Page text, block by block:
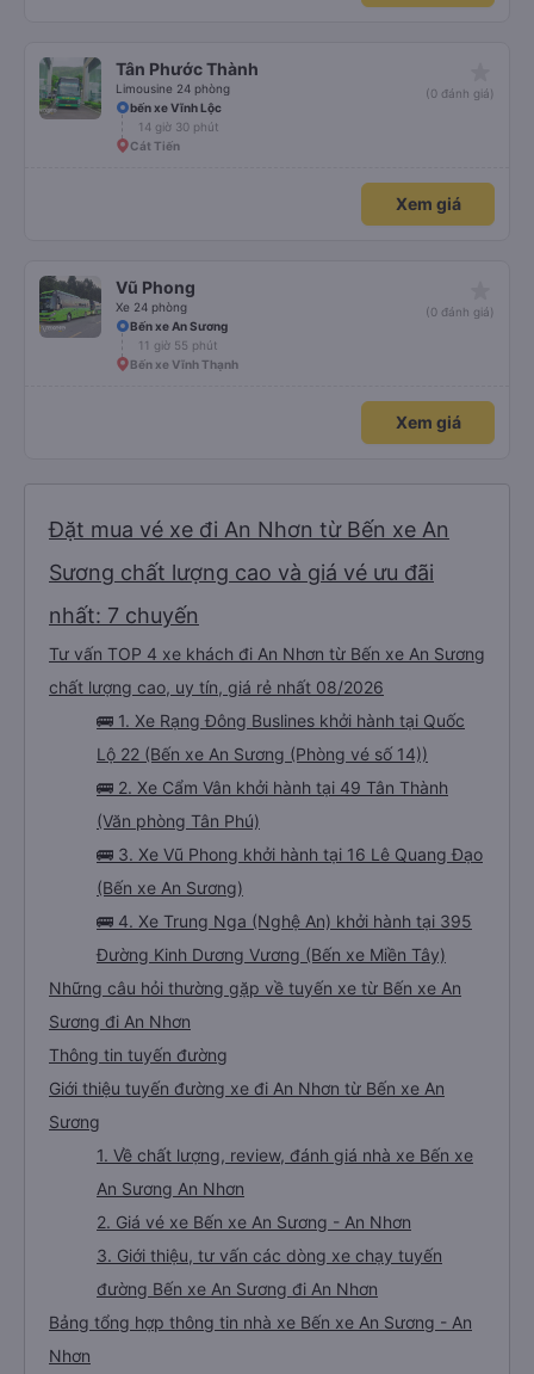
Tân Phước Thành
Limousine 24 phòng
(0 đánh giá)
bến xe Vĩnh Lộc
14 giờ 30 phút
Cát Tiến
Xem giá
Vũ Phong
Xe 24 phòng
(0 đánh giá)
Bến xe An Sương
11 giờ 55 phút
Bến xe Vĩnh Thạnh
Xem giá
Đặt mua vé xe đi An Nhơn từ Bến xe An
Sương chất lượng cao và giá vé ưu đãi
nhất: 7 chuyến
Tư vấn TOP 4 xe khách đi An Nhơn từ Bến xe An Sương
chất lượng cao, uy tín, giá rẻ nhất 08/2026
🚌 1. Xe Rạng Đông Buslines khởi hành tại Quốc
Lộ 22 (Bến xe An Sương (Phòng vé số 14))
🚌 2. Xe Cẩm Vân khởi hành tại 49 Tân Thành
(Văn phòng Tân Phú)
🚌 3. Xe Vũ Phong khởi hành tại 16 Lê Quang Đạo
(Bến xe An Sương)
🚌 4. Xe Trung Nga (Nghệ An) khởi hành tại 395
Đường Kinh Dương Vương (Bến xe Miền Tây)
Những câu hỏi thường gặp về tuyến xe từ Bến xe An
Sương đi An Nhơn
Thông tin tuyến đường
Giới thiệu tuyến đường xe đi An Nhơn từ Bến xe An
Sương
1. Về chất lượng, review, đánh giá nhà xe Bến xe
An Sương An Nhơn
2. Giá vé xe Bến xe An Sương - An Nhơn
3. Giới thiệu, tư vấn các dòng xe chạy tuyến
đường Bến xe An Sương đi An Nhơn
Bảng tổng hợp thông tin nhà xe Bến xe An Sương - An
Nhơn